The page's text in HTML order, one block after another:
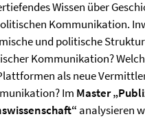
Wissen über
Kommunikation.
und politische
Kommunikation?
als neue
Im Master
analysieren